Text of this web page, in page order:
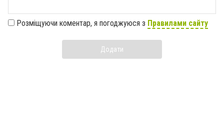
Розміщуючи коментар, я погоджуюся з Правилами сайту
Додати